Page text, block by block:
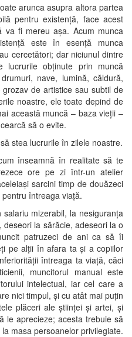
arunca asupra altora partea
pentru existență, face acest
va fi mereu așa. Acum munca
este în esență munca
cercetători; dar niciunul dintre
obținute prin muncă
nave, lumină, căldură,
de artistice sau subtil de
noastre, ele toate depind de
această muncă – baza vieții –
să o evite.
stea lucrurile în zilele noastre.
înseamnă în realitate să te
ore pe zi într-un atelier
sarcini timp de douăzeci
întreaga viață.
mizerabil, la nesiguranța
la sărăcie, adeseori la o
patruzeci de ani ca să îi
pe alții în afara ta și a copiilor
întreaga ta viață, căci
muncitorul manual este
intelectual, iar cel care a
nici timpul, și cu atât mai puțin
plăceri ale științei și artei, și
le aprecieze; acesta trebuie să
masa persoanelor privilegiate.